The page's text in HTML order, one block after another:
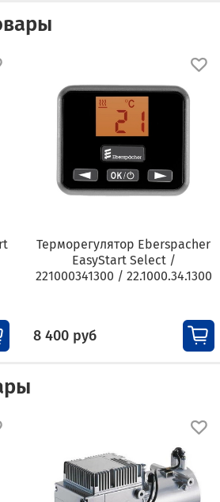
Терморегулятор Eberspacher
EasyStart Select /
221000341300 / 22.1000.34.1300
8 400 руб